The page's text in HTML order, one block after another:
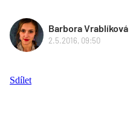
Barbora Vrablíková
2.5.2016, 09:50
Sdílet